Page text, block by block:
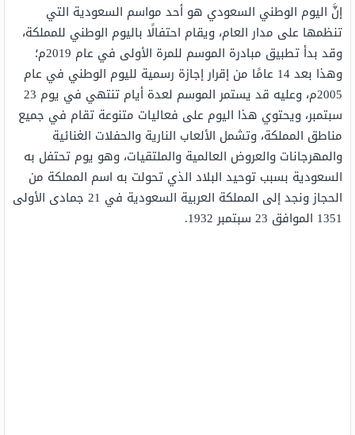
إنَّ اليوم الوطني السعودي هو أحد مواسم السعودية التي
تنظمها على مدار العام، ويقام احتفالًا باليوم الوطني للمملكة،
وقد بدأ تطبيق مبادرة الموسم للمرة الأولى في عام 2019م؛
وهذا بعد 14 عامًا من إقرار إجازة رسمية لليوم الوطني في عام
2005م، وعليه قد يستمر الموسم لعدة أيام تنتهي في يوم 23
سبتمبر، ويحتوي هذا اليوم على فعاليات متنوعة تقام في جميع
مناطق المملكة، وتشمل الألعاب النارية والحفلات الغنائية
والمهرجانات والعروض العالمية والملتقيات، وهو يوم تحتفل به
السعودية بسبب توحيد البلاد الذي تحولت به اسم المملكة من
الحجاز ونجد إلى المملكة العربية السعودية في 21 جمادى الأولى
1351 الموافق 23 سبتمبر 1932.